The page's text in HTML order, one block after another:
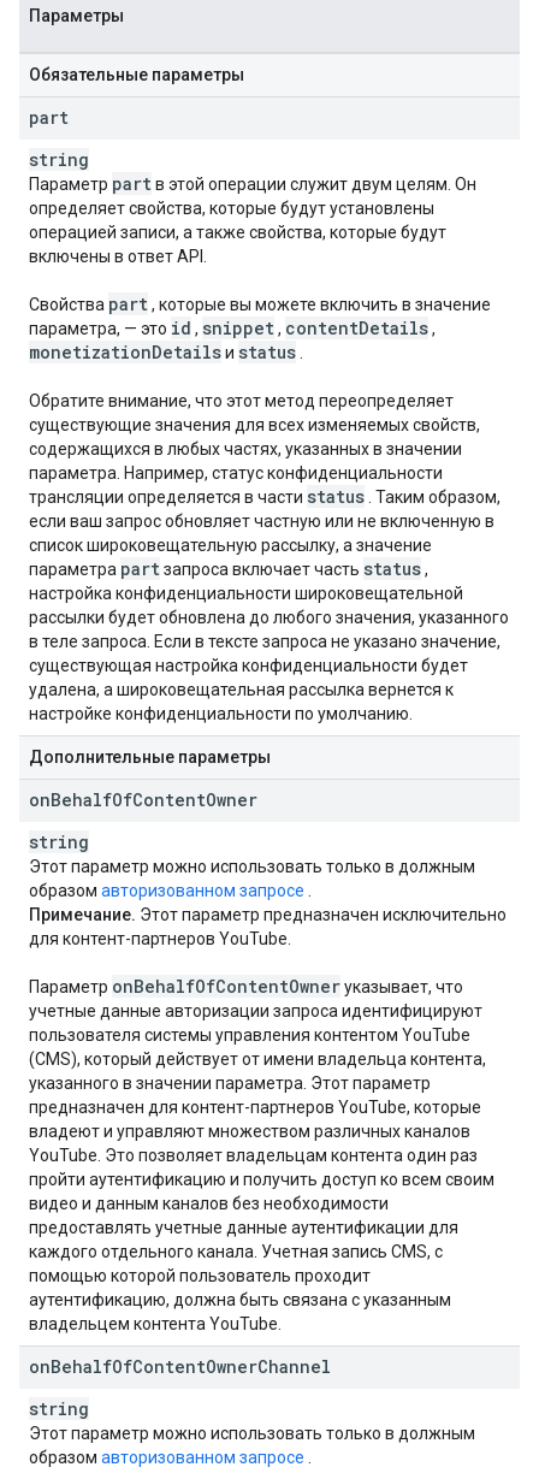
Параметры
Обязательные параметры
part
string
Параметр partв этой операции служит двум целям. Он
определяет свойства, которые будут установлены
операцией записи, а также свойства, которые будут
включены в ответ API.
Свойства part, которые вы можете включить в значение
параметра, — это id , snippet, contentDetails,
monetizationDetailsи status
Обратите внимание, что этот метод переопределяет
существующие значения для всех изменяемых свойств,
содержащихся в любых частях, указанных в значении
параметра. Например, статус конфиденциальности
трансляции определяется в части status . Таким образом,
если ваш запрос обновляет частную или не включенную в
список широковещательную рассылку, а значение
параметра partзапроса включает часть status,
настройка конфиденциальности широковещательной
рассылки будет обновлена ​​до любого значения, указанного
в теле запроса. Если в тексте запроса не указано значение,
существующая настройка конфиденциальности будет
удалена, а широковещательная рассылка вернется к
настройке конфиденциальности по умолчанию.
Дополнительные параметры
onBehalfOfContentOwner
string
Этот параметр можно использовать только в должным
образом авторизованном запросе
Примечание. Этот параметр предназначен исключительно
для контент-партнеров YouTube.
Параметр onBehalfOfContentOwnerуказывает, что
учетные данные авторизации запроса идентифицируют
пользователя системы управления контентом YouTube
(CMS), который действует от имени владельца контента,
указанного в значении параметра. Этот параметр
предназначен для контент-партнеров YouTube, которые
владеют и управляют множеством различных каналов
YouTube. Это позволяет владельцам контента один раз
пройти аутентификацию и получить доступ ко всем своим
видео и данным каналов без необходимости
предоставлять учетные данные аутентификации для
каждого отдельного канала. Учетная запись CMS, с
помощью которой пользователь проходит
аутентификацию, должна быть связана с указанным
владельцем контента YouTube.
onBehalfOfContentOwnerChannel
string
Этот параметр можно использовать только в должным
образом авторизованном запросе